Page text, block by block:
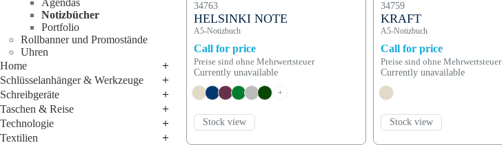
Agendas
Notizbücher
Portfolio
Rollbanner und Promostände
Uhren
Home
+
Schlüsselanhänger & Werkzeuge +
Schreibgeräte +
Taschen & Reise +
Technologie +
Textilien +
34763
HELSINKI NOTE
A5-Notizbuch
Call for price
Preise sind ohne Mehrwertsteuer
Currently unavailable
+
Stock view
34759
KRAFT
A5-Notizbuch
Call for price
Preise sind ohne Mehrwertsteuer
Currently unavailable
Stock view